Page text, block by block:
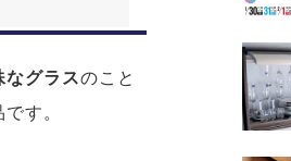
なグラスのこと
す。